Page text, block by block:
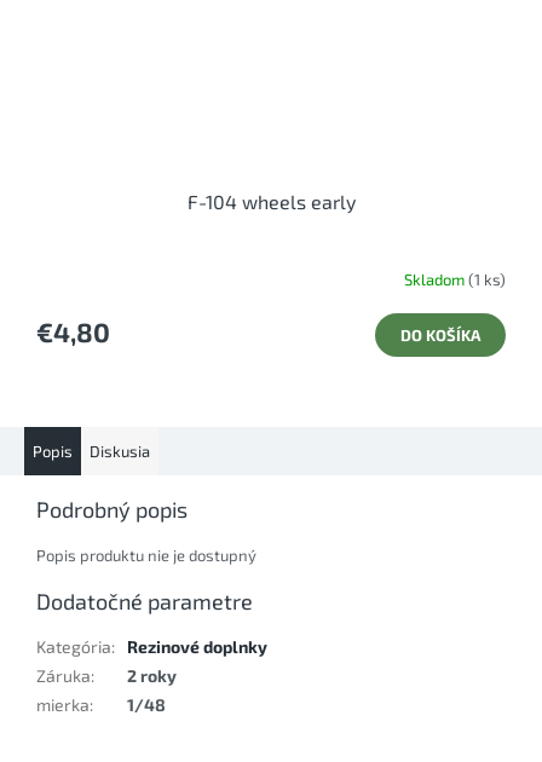
F-104 wheels early
Skladom(1 ks)
€4,80 DO KOŠÍKA
Popis Diskusia
Podrobný popis
Popis produktu nie je dostupný
Dodatočné parametre
Kategória:
Rezinové doplnky
Záruka:
2 roky
mierka: 1/48